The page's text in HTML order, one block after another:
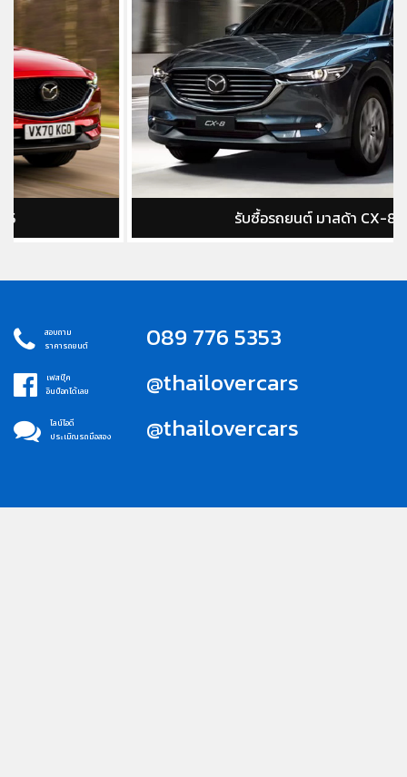
รับซื้อรถยนต์ มาสด้า CX-8
สอบถาม
ราคารถยนต์
089 776 5353
เฟสบุ๊ค
อินบ็อกได้เลย
@thailovercars
ไลน์ไอดี
ประเมิณรถมือสอง
@thailovercars